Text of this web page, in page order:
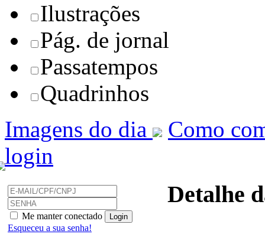
Ilustrações
Pág. de jornal
Passatempos
Quadrinhos
Imagens do dia
Como
login
Me manter conectado
Esqueceu a sua senha!
Detalhe